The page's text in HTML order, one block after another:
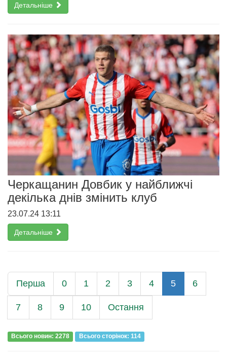
Детальніше
Черкащанин Довбик у найближчі
декілька днів змінить клуб
23.07.24 13:11
Детальніше
Перша 0 1 2 3 4 5 6
7 8 9 10 Остання
Всього новин: 2278 Всього сторiнок: 114